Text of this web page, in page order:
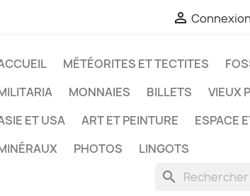
 Connexion
MÉTÉORITES ET TECTITES
MONNAIES BILLETS
VIEUX
ET USA
ART ET PEINTURE
ESPACE
PHOTOS LINGOTS
search